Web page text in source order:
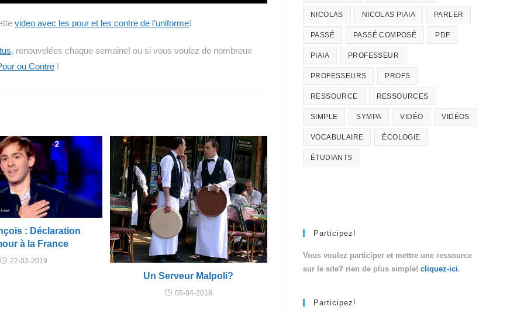
video avec les pour et les contre de l’uniforme!
, renouvelées chaque semaine! ou si vous voulez de nombreux
ou Contre !
: Déclaration
à la France
22-02-2019
Un Serveur Malpoli?
05-04-2018
NICOLAS NICOLAS PIAIA PARLER
PASSÉ PASSÉ COMPOSÉ PDF
PIAIA PROFESSEUR
PROFESSEURS PROFS
RESSOURCE RESSOURCES
SIMPLE SYMPA VIDÉO VIDÉOS
VOCABULAIRE ÉCOLOGIE
ÉTUDIANTS
Participez!
Vous voulez participer et mettre une ressource
sur le site? rien de plus simple! cliquez-ici.
Participez!